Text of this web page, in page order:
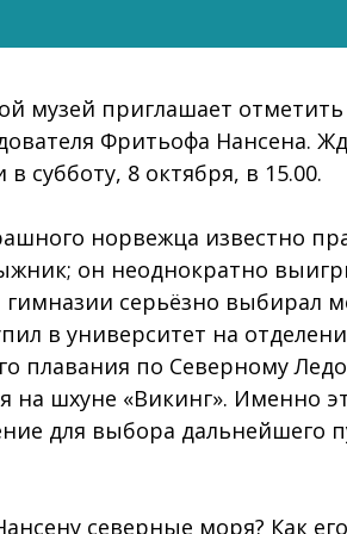
музей приглашает
Фритьофа Нансена.
субботу, 8 октября, в 15.00.
норвежца известно
он неоднократно
гимназии серьёзно выбирал
в университет на
плавания по Северному
на шхуне «Викинг». Именно
для выбора дальнейшего
северные моря? Как